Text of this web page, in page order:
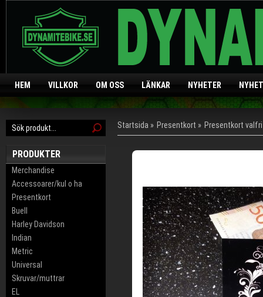
HEM VILLKOR OM OSS LÄNKAR NYHETER
PRODUKTER
Merchandise
Accessoarer/kul o ha
Presentkort
Buell
Harley Davidson
Indian
Metric
Universal
Skruvar/muttrar
EL
Startsida » Presentkort » Presentkort